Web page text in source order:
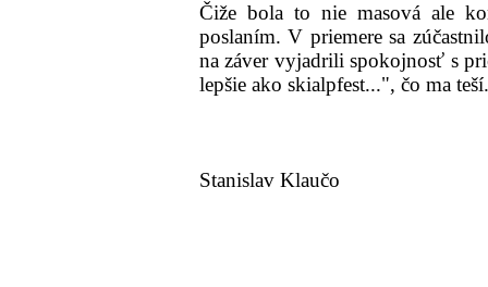
Čiže bola to nie masová ale
poslaním. V priemere sa
na záver vyjadrili spokojnosť s
lepšie ako skialpfest...", čo ma teší.
Stanislav Klaučo